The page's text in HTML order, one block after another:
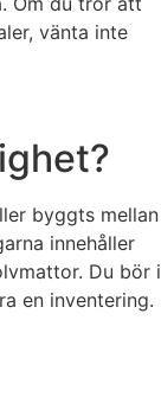
vänta inte
byggts mellan
innehåller
Du bör i
en inventering.